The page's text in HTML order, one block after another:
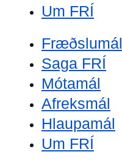
Um FRÍ
Fræðslumál
Saga FRÍ
Mótamál
Afreksmál
Hlaupamál
Um FRÍ